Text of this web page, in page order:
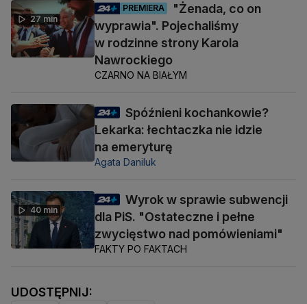
27 min
PREMIERA
"Żenada, co on
wyprawia". Pojechaliśmy
w rodzinne strony Karola
Nawrockiego
CZARNO NA BIAŁYM
Spóźnieni kochankowie?
Lekarka: łechtaczka nie idzie
na emeryturę
Agata Daniluk
40 min
Wyrok w sprawie subwencji
dla PiS. "Ostateczne i pełne
zwycięstwo nad pomówieniami"
FAKTY PO FAKTACH
UDOSTĘPNIJ: